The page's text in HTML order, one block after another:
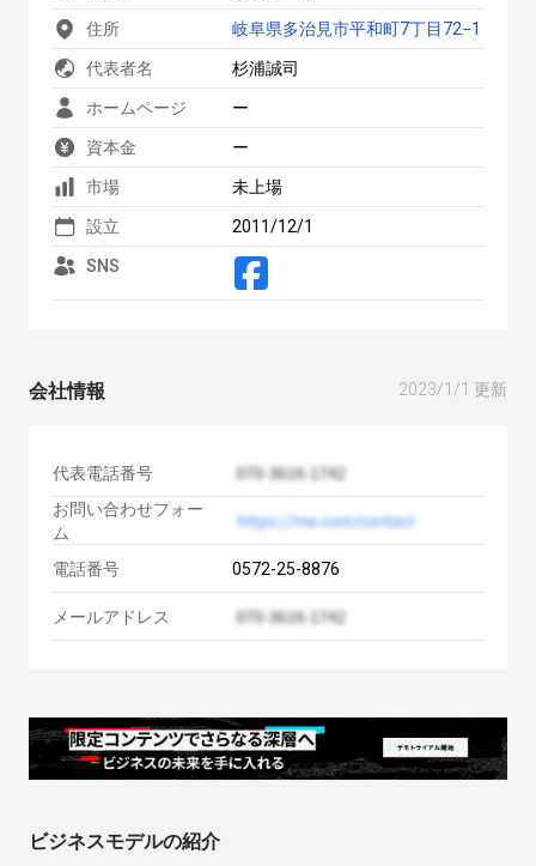
住所 岐阜県多治見市平和町7丁目72−1
代表者名 杉浦誠司
ホームページ ー
資本金 ー
市場 未上場
設立 2011/12/1
SNS
会社情報 2023/1/1 更新
代表電話番号
お問い合わせフォー
ム
電話番号
0572-25-8876
メールアドレス
ビジネスモデルの紹介